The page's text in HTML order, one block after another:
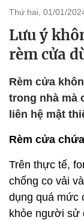
thứ hai, 01/01/
Lưu ý
rèm cửa
Rèm cửa
trong nhà mà
liên hệ mật
Rèm cửa
Trên thực tế,
chống co vải
dụng quá mức
khỏe người sử